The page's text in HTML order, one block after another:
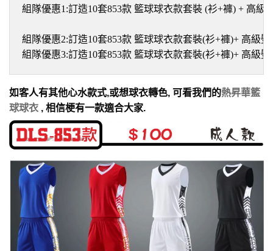
組隊優惠1:訂造10套853款 籃球球衣款套裝 (衫+褲) + 高級
組隊優惠2:訂造10套853款 籃球球衣款套裝(衫+褲)+ 高級
組隊優惠3:訂造10套853款 籃球球衣款套裝(衫+褲)+ 高級
如客人有其他心水款式,或想球衣轉色, 可看我們的熱昇華籃
球球衣 , 相信梗有一款適合大家.